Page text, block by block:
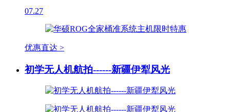
07.27
优惠直达 >
初学无人机航拍------新疆伊犁风光